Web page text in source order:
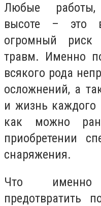
Любые
высоте – это
огромный риск
травм. Именно
всякого рода
осложнений, а
и жизнь каждого
как можно
приобретении
снаряжения.
Что
предотвратить